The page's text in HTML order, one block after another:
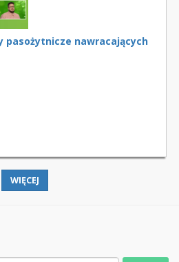
pasożytnicze nawracających
WIĘCEJ